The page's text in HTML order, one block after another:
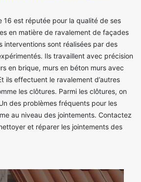
16 est réputée pour la qualité de ses
en matière de ravalement de façades
interventions sont réalisées par des
Ils travaillent avec précision
en brique, murs en béton murs avec
ils effectuent le ravalement d’autres
les clôtures. Parmi les clôtures, on
des problèmes fréquents pour les
au niveau des jointements. Contactez
et réparer les jointements des